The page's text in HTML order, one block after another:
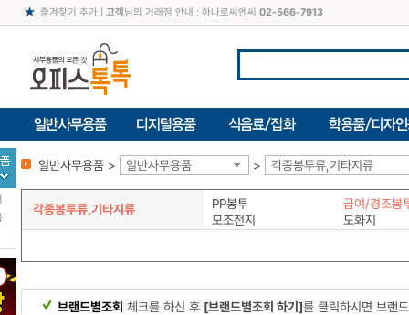
즐겨찾기 추가| 고객님의 거래점 안내 : 하나로씨엔씨 02-566-7913
일반사무용품 > 일반사무용품 > 각종봉투류,기타지류
각종봉투류,기타지류 PP봉투
급여/경조봉
모조전지
도화지
브랜드별조회 체크를 하신 후 [브랜드별조회 하기]를 클릭하시면 브랜